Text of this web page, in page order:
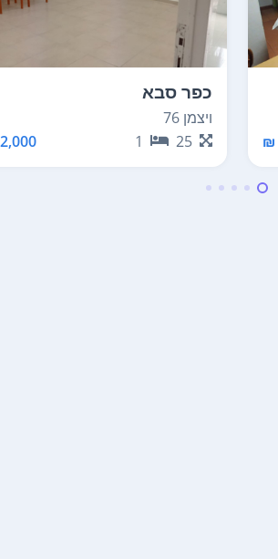
כפר סבא
ויצמן 76
25
1
2,000 ₪